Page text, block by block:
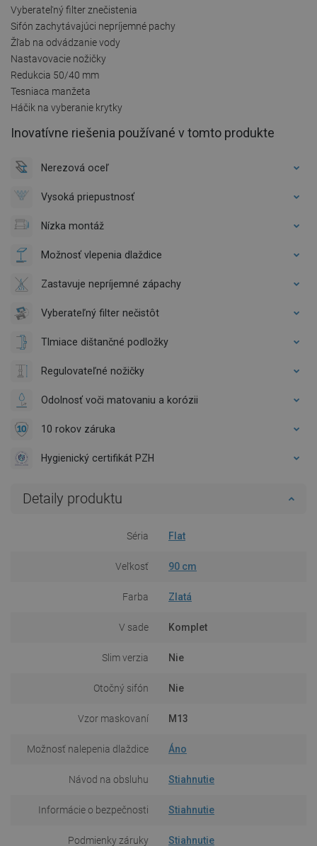
Vyberateľný filter znečistenia
Sifón zachytávajúci nepríjemné pachy
Žľab na odvádzanie vody
Nastavovacie nožičky
Redukcia 50/40 mm
Tesniaca manžeta
Háčik na vyberanie krytky
Inovatívne riešenia používané v tomto produkte
Nerezová oceľ
Vysoká priepustnosť
Nízka montáž
Možnosť vlepenia dlaždice
Zastavuje nepríjemné zápachy
Vyberateľný filter nečistôt
Tlmiace dištančné podložky
Regulovateľné nožičky
Odolnosť voči matovaniu a korózii
10 rokov záruka
Hygienický certifikát PZH
Detaily produktu
Séria Flat
Veľkosť 90 cm
Farba Zlatá
V sade Komplet
Slim verzia Nie
Otočný sifón Nie
Vzor maskovaní M13
Možnosť nalepenia dlaždice Áno
Návod na obsluhu Stiahnutie
Informácie o bezpečnosti Stiahnutie
Podmienky záruky Stiahnutie